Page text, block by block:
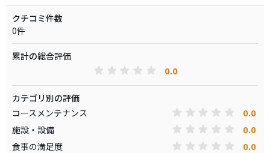
クチコミ件数
0件
累計の総合評価
0.0
カテゴリ別の評価
コースメンテナンス
0.0
施設・設備 0.0
食事の満足度 0.0